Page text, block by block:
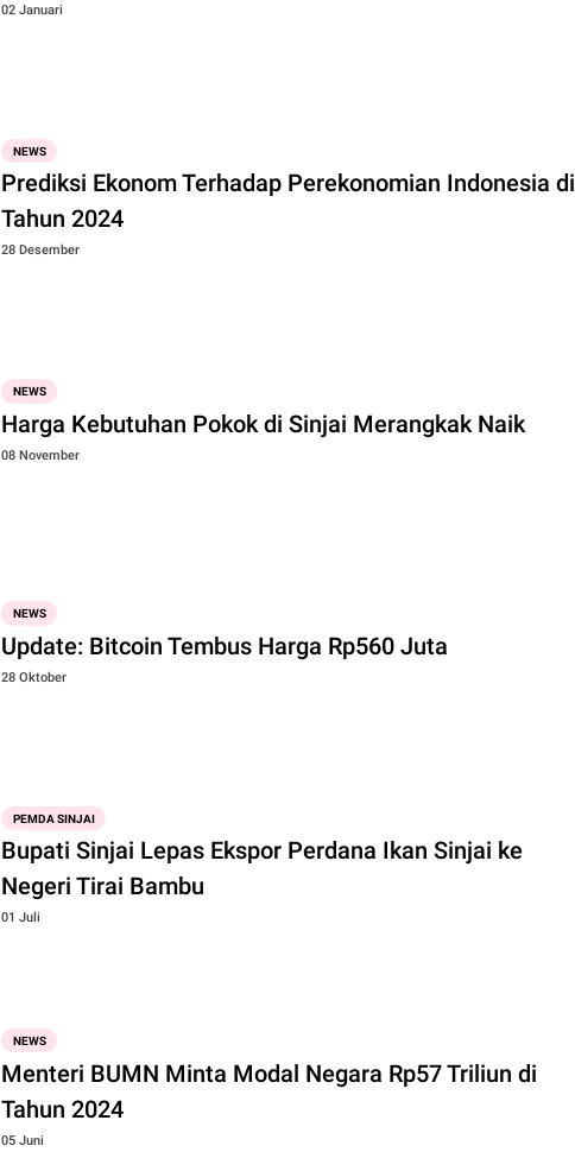
02 Januari
NEWS
Prediksi Ekonom Terhadap Perekonomian Indonesia di
Tahun 2024
28 Desember
NEWS
Harga Kebutuhan Pokok di Sinjai Merangkak Naik
08 November
NEWS
Update: Bitcoin Tembus Harga Rp560 Juta
28 Oktober
PEMDA SINJAI
Bupati Sinjai Lepas Ekspor Perdana Ikan Sinjai ke
Negeri Tirai Bambu
01 Juli
NEWS
Menteri BUMN Minta Modal Negara Rp57 Triliun di
Tahun 2024
05 Juni